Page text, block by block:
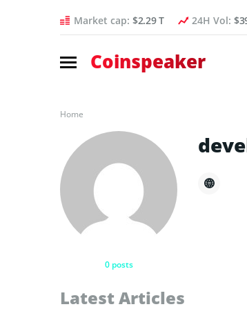
Market cap: $2.29 T 24H Vol:
Coinspeaker
Home
0 posts
Latest Articles